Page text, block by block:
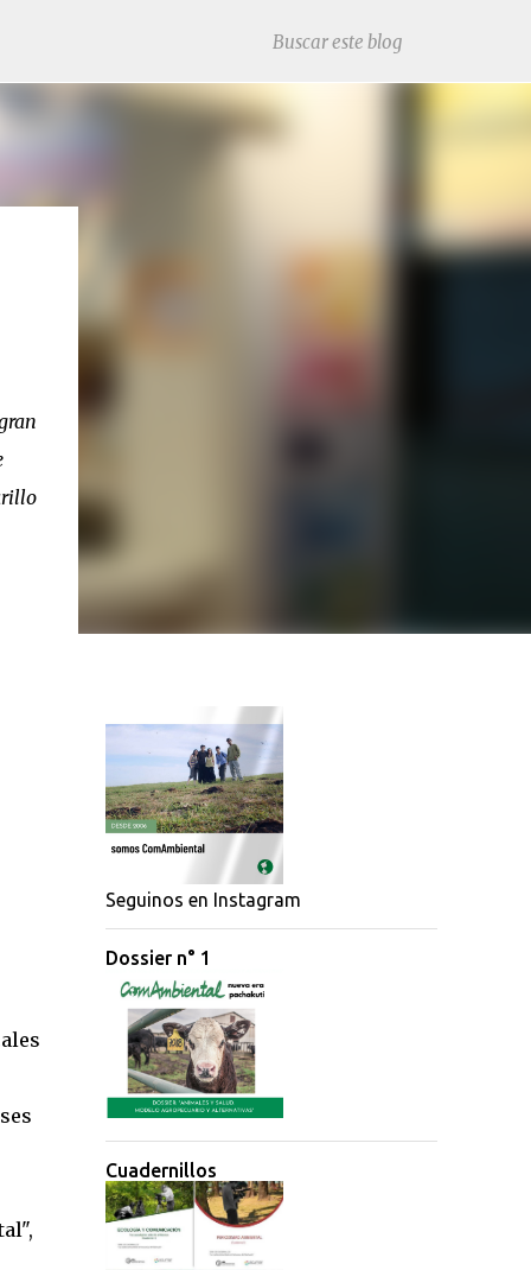
Seguinos en Instagram
Dossier n° 1
Cuadernillos